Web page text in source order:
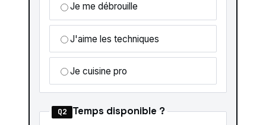
Je me débrouille
J'aime les techniques
Je cuisine pro
Q2 Temps disponible ?